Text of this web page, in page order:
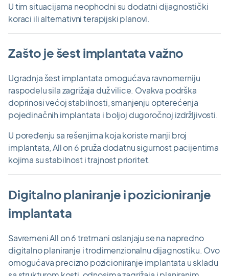
U tim situacijama neophodni su dodatni dijagnostički
koraci ili alternativni terapijski planovi.
Zašto je šest implantata važno
Ugradnja šest implantata omogućava ravnomerniju
raspodelu sila zagrižaja duž vilice. Ovakva podrška
doprinosi većoj stabilnosti, smanjenju opterećenja
pojedinačnih implantata i boljoj dugoročnoj izdržljivosti.
U poređenju sa rešenjima koja koriste manji broj
implantata, All on 6 pruža dodatnu sigurnost pacijentima
kojima su stabilnost i trajnost prioritet.
Digitalno planiranje i pozicioniranje
implantata
Savremeni All on 6 tretmani oslanjaju se na napredno
digitalno planiranje i trodimenzionalnu dijagnostiku. Ovo
omogućava precizno pozicioniranje implantata u skladu